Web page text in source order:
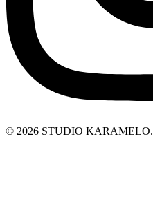
© 2026 STUDIO KARAMELO.